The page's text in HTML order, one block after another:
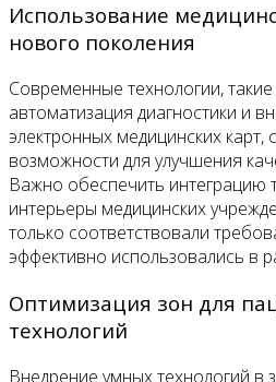
Использование
нового поколения
Современные технологии,
автоматизация диагностики и
электронных медицинских карт,
возможности для улучшения
Важно обеспечить интеграцию
интерьеры медицинских
только соответствовали
эффективно использовались в
Оптимизация зон для
технологий
Внедрение умных технологий в